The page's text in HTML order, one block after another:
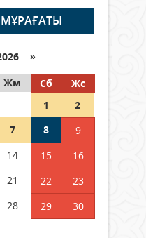
бере
»
Жм Сб
Жс
1
2
7 8
9
14 15
16
21 22
23
28 29
30